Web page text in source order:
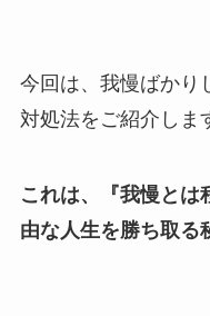
今回は、我慢ばかり
対処法をご紹介しま
これは、『我慢とは
由な人生を勝ち取る